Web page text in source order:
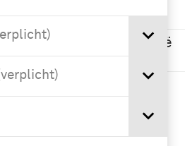
Geografie
Nederlands-Indië
(6)
Nederland (3)